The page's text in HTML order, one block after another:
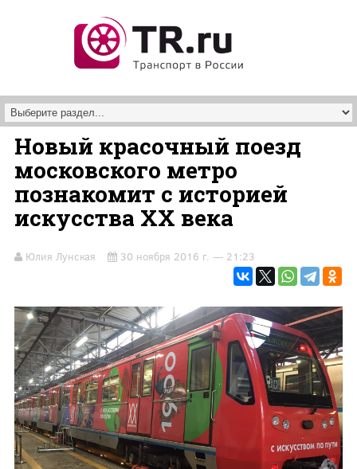
Новый красочный поезд
московского метро
познакомит с историей
искусства ХХ века
Юлия Лунская 30 ноября 2016 г. — 21:23